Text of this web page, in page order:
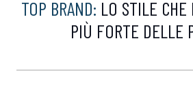
TOP BRAND: LO STILE CHE
PIÙ FORTE DELLE